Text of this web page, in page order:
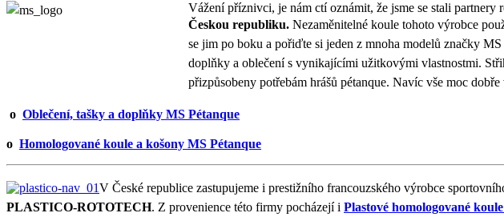
Vážení příznivci, je nám ctí oznámit, že jsme se stali partnery
Českou republiku. Nezaměnitelné koule tohoto výrobce
se jim po boku a pořiďte si jeden z mnoha modelů značky
doplňky a oblečení s vynikajícími užitkovými vlastnostmi.
přizpůsobeny potřebám hrášů pétanque. Navíc vše moc dobře
o Oblečení, tašky a doplňky MS Pétanque
o Homologované koule a košony MS Pétanque
V České republice zastupujeme i prestižního francouzského výrobce
PLASTICO-ROTOTECH. Z provenience této firmy pocházejí i Plastové homologované